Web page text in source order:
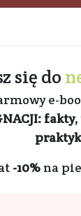
się do
e-
-10%na